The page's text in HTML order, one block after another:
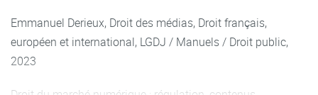
Emmanuel Derieux, Droit des médias, Droit français,
européen et international, LGDJ / Manuels / Droit public,
2023